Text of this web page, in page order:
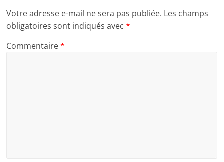
Votre adresse e-mail ne sera pas publiée. Les champs
obligatoires sont indiqués avec*
Commentaire*